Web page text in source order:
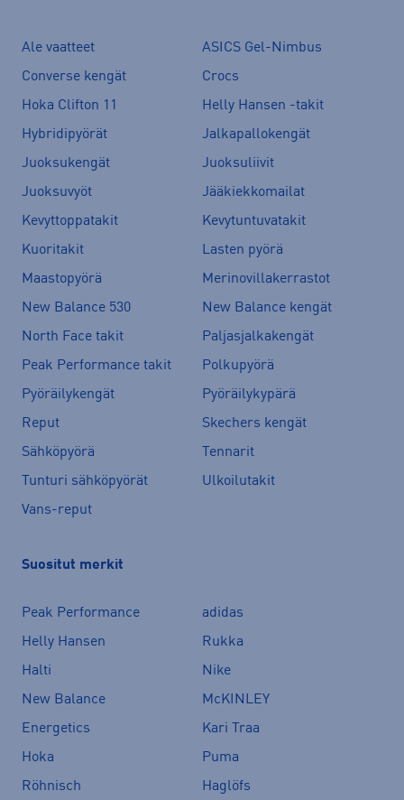
Ale vaatteet
ASICS Gel-Nimbus
Converse kengät
Crocs
Hoka Clifton 11
Helly Hansen -takit
Hybridipyörät
Jalkapallokengät
Juoksukengät
Juoksuliivit
Juoksuvyöt
Jääkiekkomailat
Kevyttoppatakit
Kevytuntuvatakit
Kuoritakit
Lasten pyörä
Maastopyörä
Merinovillakerrastot
New Balance 530
New Balance kengät
North Face takit
Paljasjalkakengät
Peak Performance takit
Polkupyörä
Pyöräilykengät
Pyöräilykypärä
Reput
Skechers kengät
Sähköpyörä
Tennarit
Tunturi sähköpyörät
Ulkoilutakit
Vans-reput
Suositut merkit
Peak Performance
adidas
Helly Hansen
Rukka
Halti
Nike
New Balance
McKINLEY
Energetics
Kari Traa
Hoka
Puma
Röhnisch
Haglöfs